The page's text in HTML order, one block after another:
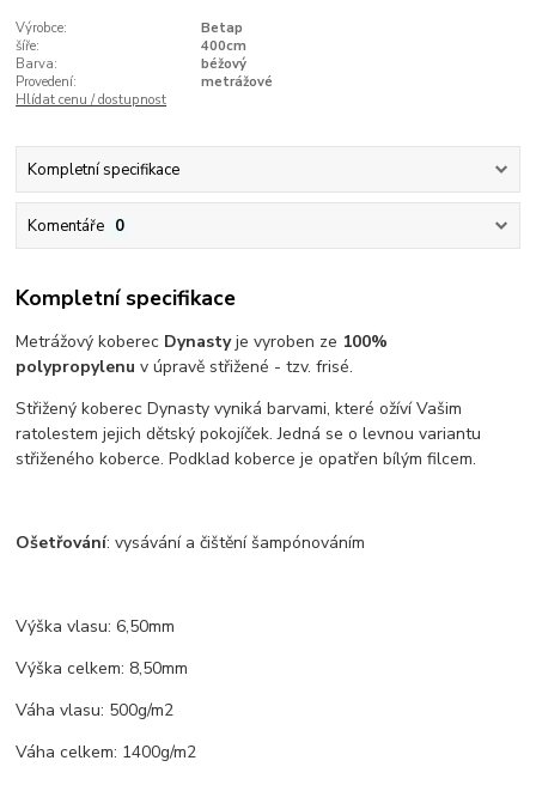
Výrobce:
Betap
šíře:
400cm
Barva:
béžový
Provedení:
metrážové
Hlídat cenu / dostupnost
Kompletní specifikace
Komentáře 0
Kompletní specifikace
Metrážový koberec Dynastyje vyroben ze 100%
polypropylenu v úpravě střižené - tzv. frisé.
Střižený koberec Dynasty vyniká barvami, které ožíví Vašim
ratolestem jejich dětský pokojíček. Jedná se o levnou variantu
střiženého koberce. Podklad koberce je opatřen bílým filcem.
Ošetřování: vysávání a čištění šampónováním
Výška vlasu: 6,50mm
Výška celkem: 8,50mm
Váha vlasu: 500g/m2
Váha celkem: 1400g/m2